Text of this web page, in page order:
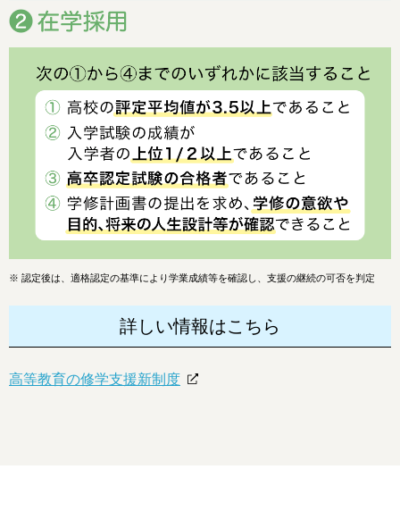
※ 認定後は、適格認定の基準により学業成績等を確認し、支援の継続の可否を判定
詳しい情報はこちら
高等教育の修学支援新制度